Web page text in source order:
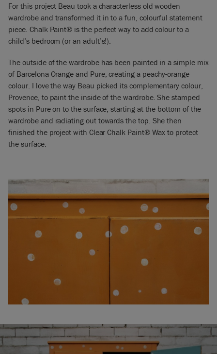
For this project Beau took a characterless old wooden
wardrobe and transformed it in to a fun, colourful statement
piece. Chalk Paint® is the perfect way to add colour to a
child’s bedroom (or an adult’s!).
The outside of the wardrobe has been painted in a simple mix
of Barcelona Orange and Pure, creating a peachy-orange
colour. I love the way Beau picked its complementary colour,
Provence, to paint the inside of the wardrobe. She stamped
spots in Pure on to the surface, starting at the bottom of the
wardrobe and radiating out towards the top. She then
finished the project with Clear Chalk Paint® Wax to protect
the surface.